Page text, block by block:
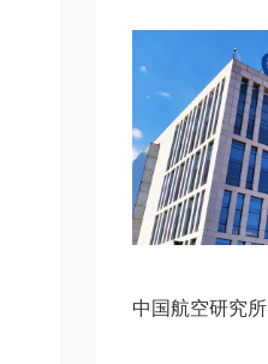
中国航空研究所